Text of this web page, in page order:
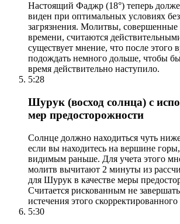
Настоящий Фаджр (18°) теперь
виден при оптимальных условиях
загрязнения. Молитвы, совершенные
времени, считаются
существует мнение, что после этого
подождать немного дольше, чтобы
время действительно наступило.
5:28
Шурук (восход солнца) с
мер предосторожности
Солнце должно находиться чуть
если вы находитесь на вершине
видимым раньше. Для учета этого
молитв вычитают 2 минуты из
для Шурук в качестве меры
Считается рискованным не
истечения этого
5:30